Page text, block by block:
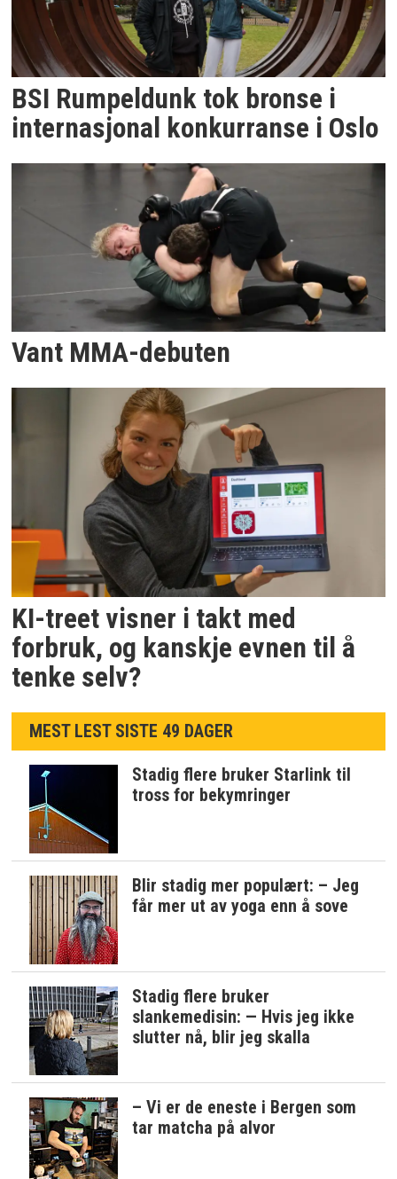
BSI Rumpeldunk tok bronse i
internasjonal konkurranse i Oslo
Vant MMA-debuten
KI-treet visner i takt med
forbruk, og kanskje evnen til å
tenke selv?
MEST LEST SISTE 49 DAGER
Stadig flere bruker Starlink til
tross for bekymringer
Blir stadig mer populært: – Jeg
får mer ut av yoga enn å sove
Stadig flere bruker
slankemedisin: — Hvis jeg ikke
slutter nå, blir jeg skalla
– Vi er de eneste i Bergen som
tar matcha på alvor